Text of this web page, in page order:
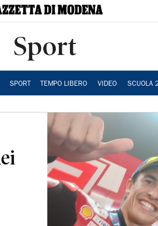
Sport
SPORT TEMPO LIBERO VIDEO SCUOLA